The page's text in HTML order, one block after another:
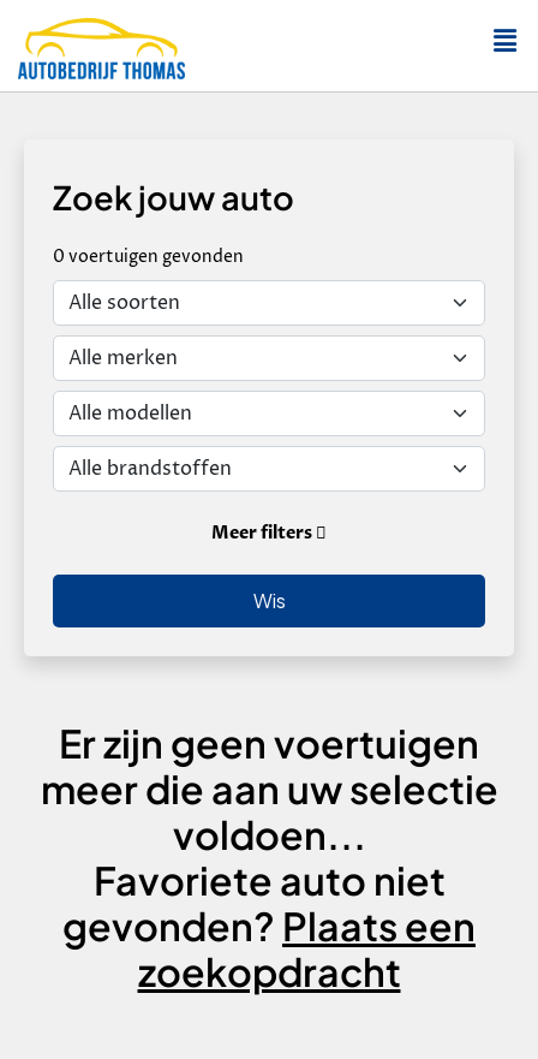
Zoek jouw auto
0 voertuigen gevonden
Meer filters
Wis
Er zijn geen voertuigen
meer die aan uw selectie
voldoen...
Favoriete auto niet
gevonden? Plaats een
zoekopdracht